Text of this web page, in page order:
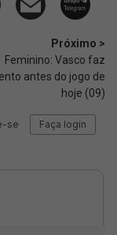
Próximo >
Feminino: Vasco faz
antes do jogo de
hoje (09)